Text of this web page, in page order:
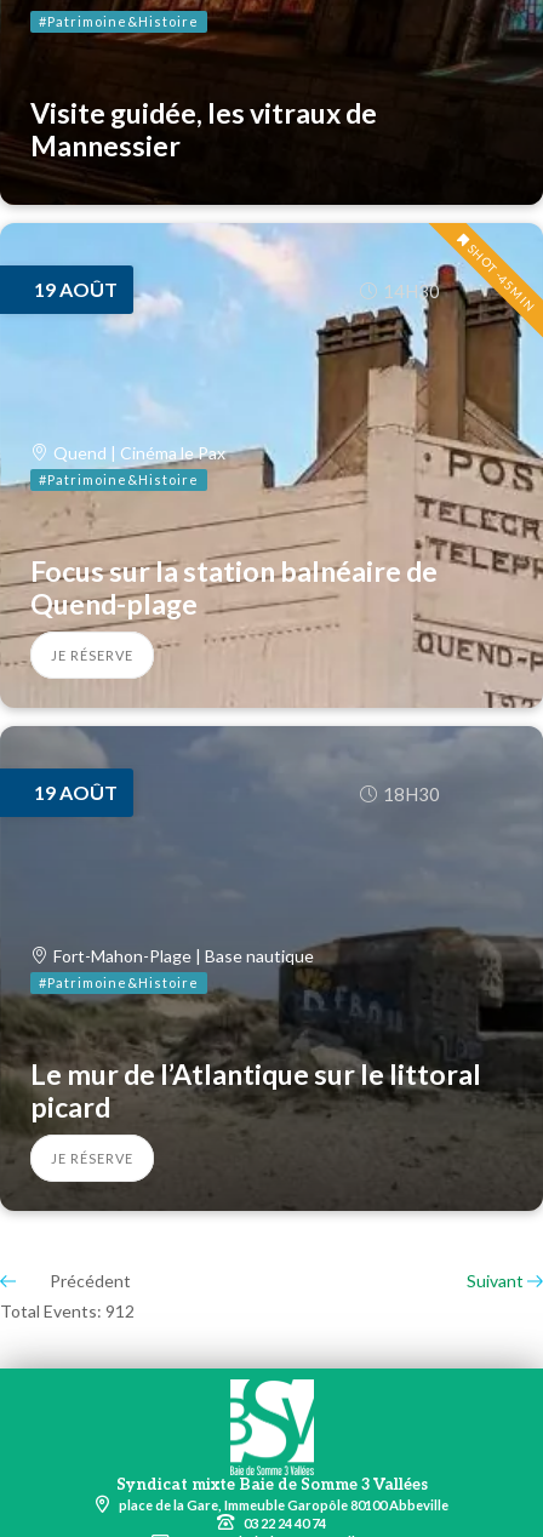
#Patrimoine&Histoire
Visite guidée, les vitraux de
Mannessier
SHOT -45MIN
19 AOÛT 14H30
Quend | Cinéma le Pax
#Patrimoine&Histoire
Focus sur la station balnéaire de
Quend-plage
JE RÉSERVE
19 AOÛT 18H30
Fort-Mahon-Plage | Base nautique
#Patrimoine&Histoire
Le mur de l’Atlantique sur le littoral
picard
JE RÉSERVE
Précédent
Suivant
Total Events: 912
Syndicat mixte Baie de Somme 3 Vallées
place de la Gare, Immeuble Garopôle 80100 Abbeville
03 22 24 40 74